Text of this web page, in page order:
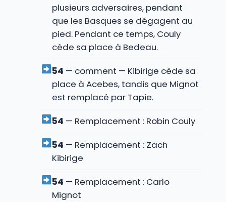
plusieurs adversaires, pendant
que les Basques se dégagent au
pied. Pendant ce temps, Couly
cède sa place à Bedeau.
54 — comment — Kibirige cède sa
place à Acebes, tandis que Mignot
est remplacé par Tapie.
54 — Remplacement : Robin Couly
54 — Remplacement : Zach
Kibirige
54 — Remplacement : Carlo
Mignot